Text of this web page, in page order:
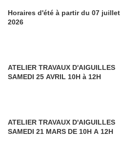
Horaires d'été à partir du 07 juillet
2026
ATELIER TRAVAUX D'AIGUILLES
SAMEDI 25 AVRIL 10H à 12H
ATELIER TRAVAUX D'AIGUILLES
SAMEDI 21 MARS DE 10H A 12H